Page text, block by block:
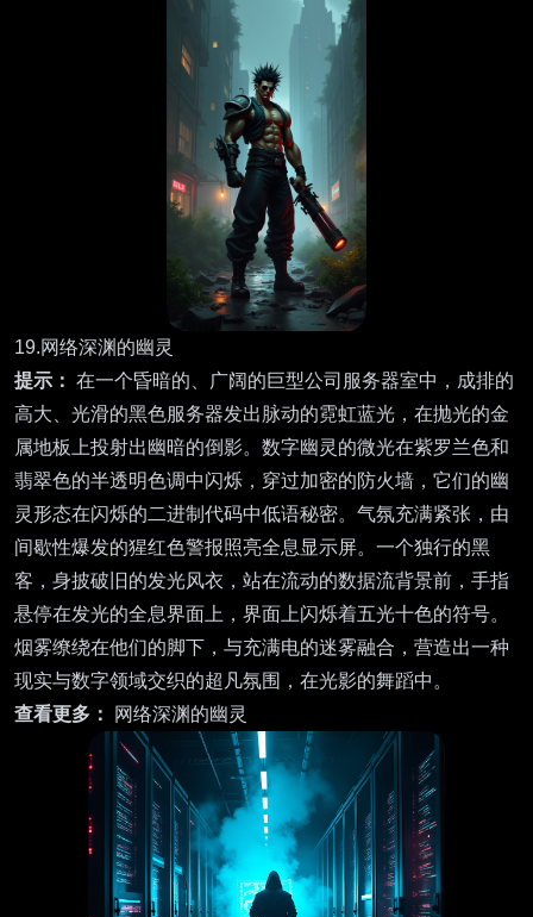
19.网络深渊的幽灵
提示： 在一个昏暗的、广阔的巨型公司服务器室中，成排的
高大、光滑的黑色服务器发出脉动的霓虹蓝光，在抛光的金
属地板上投射出幽暗的倒影。数字幽灵的微光在紫罗兰色和
翡翠色的半透明色调中闪烁，穿过加密的防火墙，它们的幽
灵形态在闪烁的二进制代码中低语秘密。气氛充满紧张，由
间歇性爆发的猩红色警报照亮全息显示屏。一个独行的黑
客，身披破旧的发光风衣，站在流动的数据流背景前，手指
悬停在发光的全息界面上，界面上闪烁着五光十色的符号。
烟雾缭绕在他们的脚下，与充满电的迷雾融合，营造出一种
现实与数字领域交织的超凡氛围，在光影的舞蹈中。
查看更多：
网络深渊的幽灵